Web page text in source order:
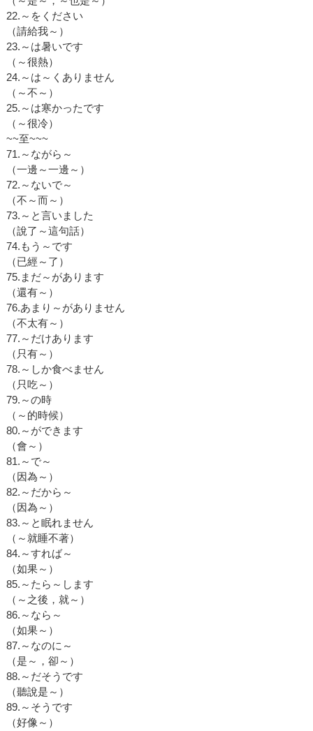
22.～をください
（請給我～）
23.～は暑いです
（～很熱）
24.～は～くありません
（～不～）
25.～は寒かったです
（～很冷）
~~至~~~
71.～ながら～
（一邊～一邊～）
72.～ないで～
（不～而～）
73.～と言いました
（說了～這句話）
74.もう～です
（已經～了）
75.まだ～があります
（還有～）
76.あまり～がありません
（不太有～）
77.～だけあります
（只有～）
78.～しか食べません
（只吃～）
79.～の時
（～的時候）
80.～ができます
（會～）
81.～で～
（因為～）
82.～だから～
（因為～）
83.～と眠れません
（～就睡不著）
84.～すれば～
（如果～）
85.～たら～します
（～之後，就～）
86.～なら～
（如果～）
87.～なのに～
（是～，卻～）
88.～だそうです
（聽說是～）
89.～そうです
（好像～）